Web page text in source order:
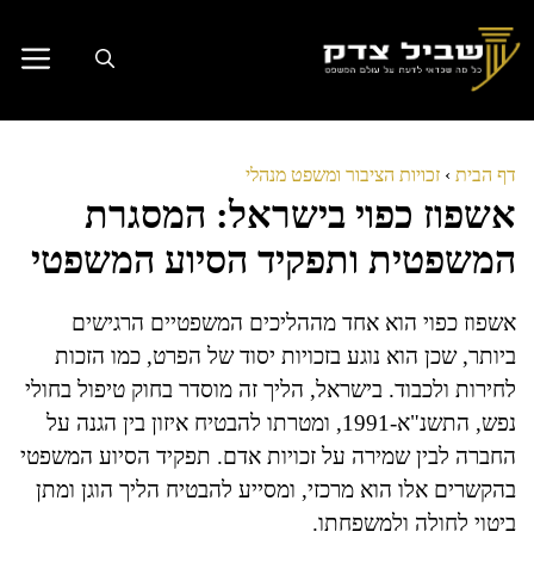
לתוכן
דף הבית › זכויות הציבור ומשפט מנהלי
אשפוז כפוי בישראל: המסגרת
המשפטית ותפקיד הסיוע המשפטי
אשפוז כפוי הוא אחד מההליכים המשפטיים הרגישים
ביותר, שכן הוא נוגע בזכויות יסוד של הפרט, כמו הזכות
לחירות ולכבוד. בישראל, הליך זה מוסדר בחוק טיפול בחולי
נפש, התשנ"א-1991, ומטרתו להבטיח איזון בין הגנה על
החברה לבין שמירה על זכויות אדם. תפקיד הסיוע המשפטי
בהקשרים אלו הוא מרכזי, ומסייע להבטיח הליך הוגן ומתן
ביטוי לחולה ולמשפחתו.